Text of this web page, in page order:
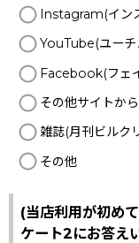
Instagram(イン
YouTube(ユーチ
Facebook(フェ
その他サイトか
雑誌(月刊ビルク
その他
(当店利用が初め
ケート2にお答え